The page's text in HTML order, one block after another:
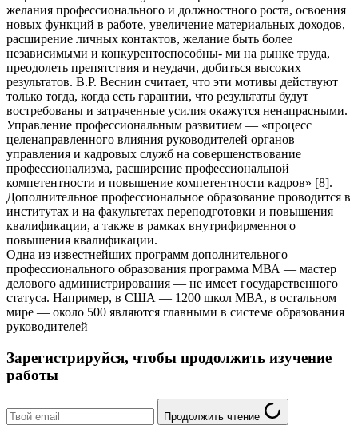
желания профессионального и должностного роста, освоения
новых функций в работе, увеличение материальных доходов,
расширение личных контактов, желание быть более
независимыми и конкурентоспособны- ми на рынке труда,
преодолеть препятствия и неудачи, добиться высоких
результатов. В.Р. Веснин считает, что эти мотивы действуют
только тогда, когда есть гарантии, что результаты будут
востребованы и затраченные усилия окажутся ненапрасными.
Управление профессиональным развитием — «процесс
целенаправленного влияния руководителей органов
управления и кадровых служб на совершенствование
профессионализма, расширение профессиональной
компетентности и повышение компетентности кадров» [8].
Дополнительное профессиональное образование проводится в
институтах и на факультетах переподготовки и повышения
квалификации, а также в рамках внутрифирменного
повышения квалификации.
Одна из известнейших программ дополнительного
профессионального образования программа МВА — мастер
делового администрирования — не имеет государственного
статуса. Например, в США — 1200 школ МВА, в остальном
мире — около 500 являются главными в системе образования
руководителей
Зарегистрируйся, чтобы продолжить изучение
работы
Продолжить чтение